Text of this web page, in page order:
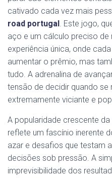
cativado cada vez mais
road portugal. Este jogo,
aço e um cálculo preciso
experiência única, onde
aumentar o prêmio, mas
tudo. A adrenalina de
tensão de decidir quando se
extremamente viciante e
A popularidade crescente
reflete um fascínio inerente
azar e desafios que testam
decisões sob pressão. A
imprevisibilidade dos